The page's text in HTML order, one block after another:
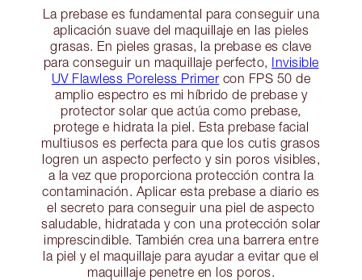
La prebase es fundamental para conseguir una
aplicación suave del maquillaje en las pieles
grasas. En pieles grasas, la prebase es clave
para conseguir un maquillaje perfecto, Invisible
UV Flawless Poreless Primer con FPS 50 de
amplio espectro es mi híbrido de prebase y
protector solar que actúa como prebase,
protege e hidrata la piel. Esta prebase facial
multiusos es perfecta para que los cutis grasos
logren un aspecto perfecto y sin poros visibles,
a la vez que proporciona protección contra la
contaminación. Aplicar esta prebase a diario es
el secreto para conseguir una piel de aspecto
saludable, hidratada y con una protección solar
imprescindible. También crea una barrera entre
la piel y el maquillaje para ayudar a evitar que el
maquillaje penetre en los poros.